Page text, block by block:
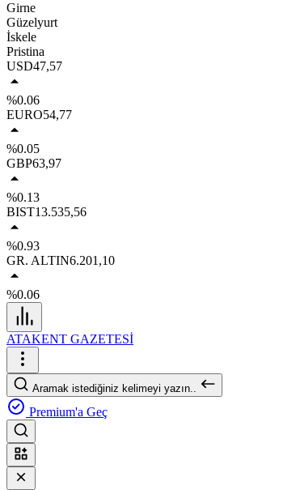
Girne
Güzelyurt
İskele
Pristina
USD47,57
%0.06
EURO54,77
%0.05
GBP63,97
%0.13
BIST13.535,56
%0.93
GR. ALTIN6.201,10
%0.06
ATAKENT GAZETESİ
Aramak istediğiniz kelimeyi yazın..
Premium'a Geç